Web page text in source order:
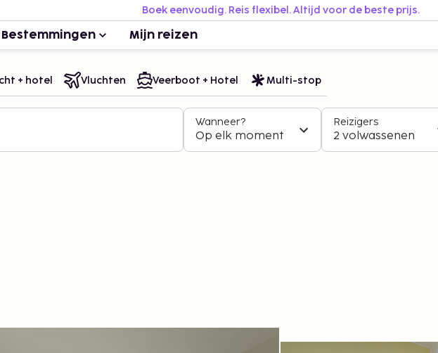
Boek eenvoudig. Reis flexibel. Altijd voor de beste prijs.
Bestemmingen Mijn reizen
+ hotel Vluchten Veerboot + Hotel Multi-stop
Wanneer?
Op elk moment
Reizigers
2 volwassenen